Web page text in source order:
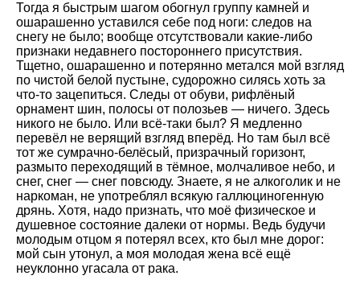
Тогда я быстрым шагом обогнул группу камней и
ошарашенно уставился себе под ноги: следов на
снегу не было; вообще отсутствовали какие-либо
признаки недавнего постороннего присутствия.
Тщетно, ошарашенно и потерянно метался мой взгляд
по чистой белой пустыне, судорожно силясь хоть за
что-то зацепиться. Следы от обуви, рифлёный
орнамент шин, полосы от полозьев — ничего. Здесь
никого не было. Или всё-таки был? Я медленно
перевёл не верящий взгляд вперёд. Но там был всё
тот же сумрачно-белёсый, призрачный горизонт,
размыто переходящий в тёмное, молчаливое небо, и
снег, снег — снег повсюду. Знаете, я не алкоголик и не
наркоман, не употреблял всякую галлюциногенную
дрянь. Хотя, надо признать, что моё физическое и
душевное состояние далеки от нормы. Ведь будучи
молодым отцом я потерял всех, кто был мне дорог:
мой сын утонул, а моя молодая жена всё ещё
неуклонно угасала от рака.